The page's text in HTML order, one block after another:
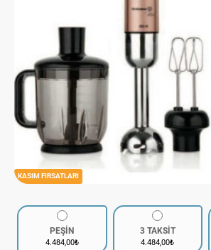
KASIM FIRSATLARI
PEŞİN
4.484,00₺
3 TAKSİT
4.484,00₺